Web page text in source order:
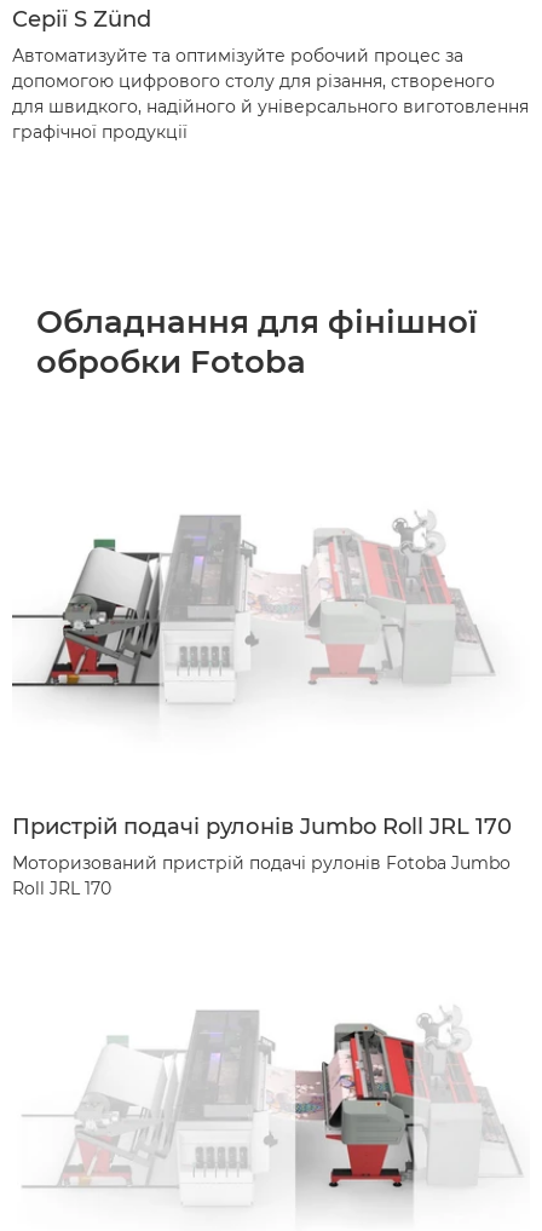
Серії S Zünd
Автоматизуйте та оптимізуйте робочий процес за
допомогою цифрового столу для різання, створеного
для швидкого, надійного й універсального виготовлення
графічної продукції
Обладнання для фінішної
обробки Fotoba
Пристрій подачі рулонів Jumbo Roll JRL 170
Моторизований пристрій подачі рулонів Fotoba Jumbo
Roll JRL 170